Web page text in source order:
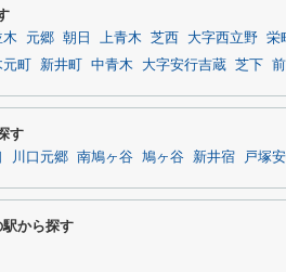
木 元郷 朝日 上青木 芝西 大字西立野 栄町
町 新井町 中青木 大字安行吉蔵 芝下 前
す
川口元郷 南鳩ヶ谷 鳩ヶ谷 新井宿 戸塚
から探す